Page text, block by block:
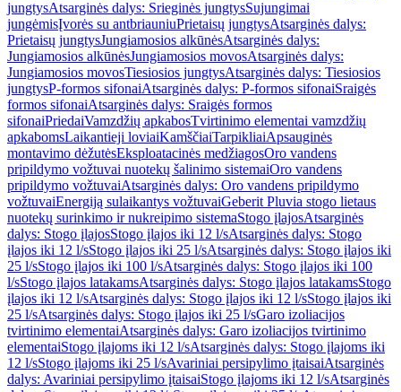
jungtysAtsarginės dalys: Srieginės jungtysSujungimai
jungėmisĮvorės su antbriauniuPrietaisų jungtysAtsarginės dalys:
Prietaisų jungtysJungiamosios alkūnėsAtsarginės dalys:
Jungiamosios alkūnėsJungiamosios movosAtsarginės dalys:
Jungiamosios movosTiesiosios jungtysAtsarginės dalys: Tiesiosios
jungtysP-formos sifonaiAtsarginės dalys: P-formos sifonaiSraigės
formos sifonaiAtsarginės dalys: Sraigės formos
sifonaiPriedaiVamzdžių apkabosTvirtinimo elementai vamzdžių
apkabomsLaikantieji loviaiKamščiaiTarpikliaiApsauginės
montavimo dėžutėsEksploatacinės medžiagosOro vandens
pripildymo vožtuvai nuotekų šalinimo sistemaiOro vandens
pripildymo vožtuvaiAtsarginės dalys: Oro vandens pripildymo
vožtuvaiEnergiją sulaikantys vožtuvaiGeberit Pluvia stogo lietaus
nuotekų surinkimo ir nukreipimo sistemaStogo įlajosAtsarginės
dalys: Stogo įlajosStogo įlajos iki 12 l/sAtsarginės dalys: Stogo
įlajos iki 12 l/sStogo įlajos iki 25 l/sAtsarginės dalys: Stogo įlajos iki
25 l/sStogo įlajos iki 100 l/sAtsarginės dalys: Stogo įlajos iki 100
l/sStogo įlajos latakamsAtsarginės dalys: Stogo įlajos latakamsStogo
įlajos iki 12 l/sAtsarginės dalys: Stogo įlajos iki 12 l/sStogo įlajos iki
25 l/sAtsarginės dalys: Stogo įlajos iki 25 l/sGaro izoliacijos
tvirtinimo elementaiAtsarginės dalys: Garo izoliacijos tvirtinimo
elementaiStogo įlajoms iki 12 l/sAtsarginės dalys: Stogo įlajoms iki
12 l/sStogo įlajoms iki 25 l/sAvariniai persipylimo įtaisaiAtsarginės
dalys: Avariniai persipylimo įtaisaiStogo įlajoms iki 12 l/sAtsarginės